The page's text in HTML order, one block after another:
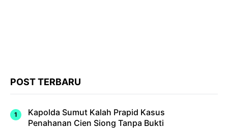
POST TERBARU
Kapolda Sumut Kalah Prapid Kasus
Penahanan Cien Siong Tanpa Bukti